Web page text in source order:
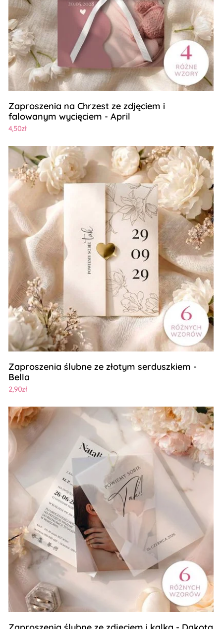
Zaproszenia na Chrzest ze zdjęciem i
falowanym wycięciem - April
4,50zł
Zaproszenia ślubne ze złotym serduszkiem -
Bella
2,90zł
Zobacz szczegóły Zaproszenia ślubne ze złotym
Zobacz szczegóły Zaproszenia ślubne ze zdjęciem i